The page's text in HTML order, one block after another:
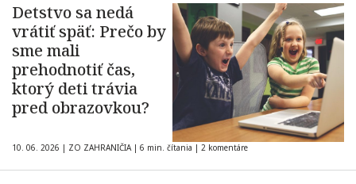
Detstvo sa nedá
vrátiť späť: Prečo by
sme mali
prehodnotiť čas,
ktorý deti trávia
pred obrazovkou?
10. 06. 2026 | ZO ZAHRANIČIA | 6 min. čítania | 2 komentáre